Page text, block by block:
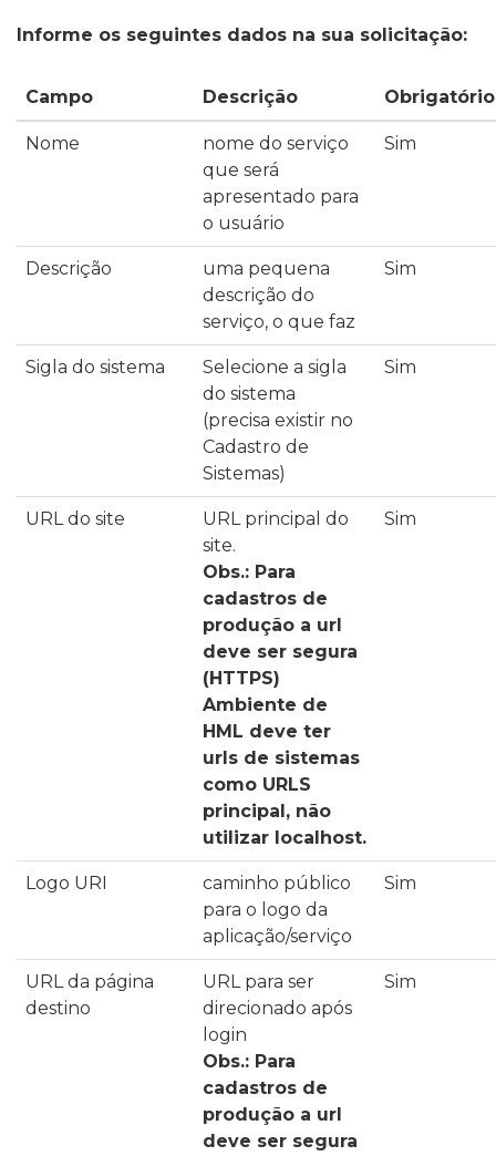
Informe os seguintes dados na sua solicitação:
Campo Descrição Obrigatório
Nome
nome do serviço
que será
apresentado para
o usuário
Sim
Descrição
uma pequena
descrição do
serviço, o que faz
Sim
Sigla do sistema
Selecione a sigla
do sistema
(precisa existir no
Cadastro de
Sistemas)
Sim
URL do site
URL principal do
site.
Obs.: Para
cadastros de
produção a url
deve ser segura
(HTTPS)
Ambiente de
HML deve ter
urls de sistemas
como URLS
principal, não
utilizar localhost.
Sim
Logo URI
caminho público
para o logo da
aplicação/serviço
Sim
URL da página
destino
URL para ser
direcionado após
login
Obs.: Para
cadastros de
produção a url
deve ser segura
Sim